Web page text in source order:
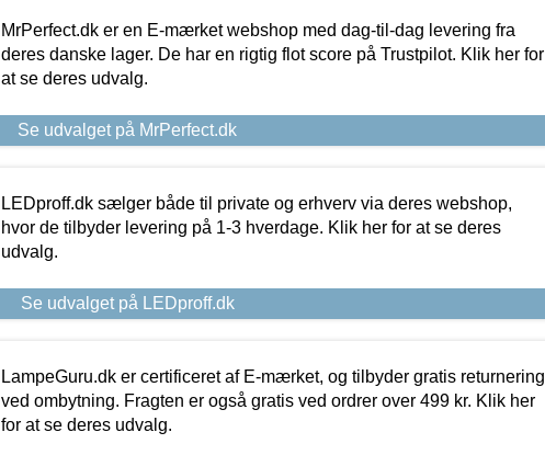
MrPerfect.dk er en E-mærket webshop med dag-til-dag levering fra
deres danske lager. De har en rigtig flot score på Trustpilot. Klik her for
at se deres udvalg.
Se udvalget på MrPerfect.dk
LEDproff.dk sælger både til private og erhverv via deres webshop,
hvor de tilbyder levering på 1-3 hverdage. Klik her for at se deres
udvalg.
Se udvalget på LEDproff.dk
LampeGuru.dk er certificeret af E-mærket, og tilbyder gratis returnering
ved ombytning. Fragten er også gratis ved ordrer over 499 kr. Klik her
for at se deres udvalg.